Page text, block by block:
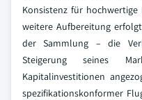
Konsistenz für hochwertige
weitere Aufbereitung
der Sammlung – die
Steigerung seines
Kapitalinvestitionen
spezifikationskonformer